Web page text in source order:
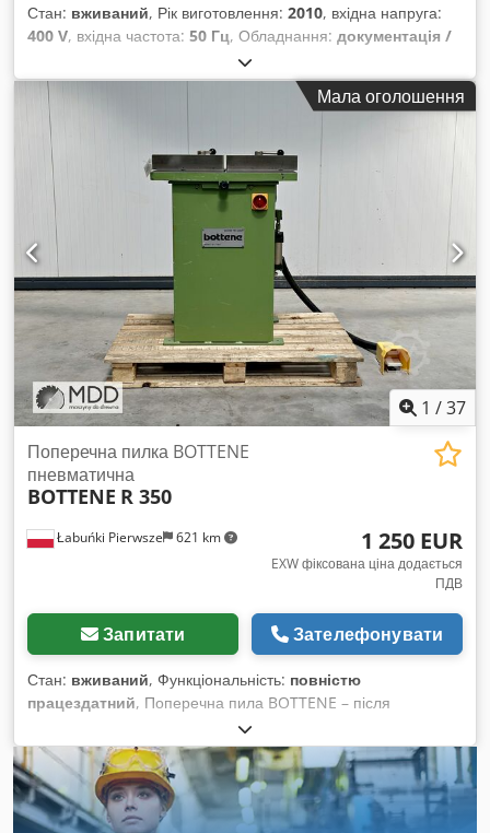
Стан: вживаний, Рік виготовлення: 2010, вхідна напруга:
400 V, вхідна частота: 50 Гц, Обладнання: документація /
, Ми пропонуємо цю вживану круглопильну пилку
Bottene R 550, рік випуску 2010. Dcjdjy Tl Slopfx Aivek
Модель: R 550 Рік випуску: 2010 Серійний номер: 1928
Напруга: 400 V Частота: 50 Hz Якщо у вас є додаткові
запитання або потрібна додаткова інформація, будь ласка,
надішліть нам повідомлення або зателефонуйте.
Мала оголошення
1 /37
Łabuńki Pierwsze 621 km
Поперечна пилка BOTTENE
пневматична
BOTTENE R 350
1 250 EUR
EXW фіксована ціна додається
ПДВ
Запитати Зателефонувати
Стан: вживаний, Функціональність: повністю
працездатний, Поперечна пила BOTTENE – після
технічного огляду, готова до роботи Технічні
характеристики: • стан – вживана, після комплексного
технічного огляду Dcsdpfx Aoy Rh Epoivsk • виробник –
BOTTENE • діаметр диска – 330 мм • двигун пилки – 1,5 кВт •
максимальні розміри заготовки при різанні під прямим